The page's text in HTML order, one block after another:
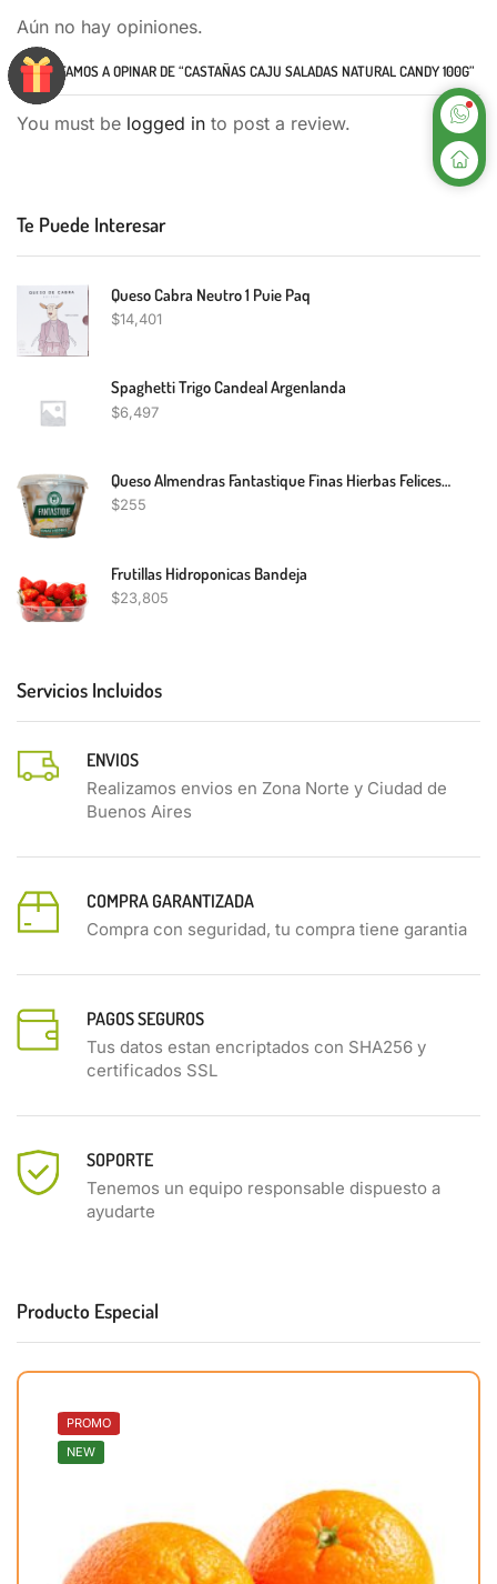
Aún no hay opiniones.
TE INVITAMOS A OPINAR DE “CASTAÑAS CAJU SALADAS NATURAL CANDY 100G”
You must be logged in to post a review.
Te Puede Interesar
Queso Cabra Neutro 1 Puie Paq
$14,401
Spaghetti Trigo Candeal Argenlanda
$6,497
Queso Almendras Fantastique Finas Hierbas Felices Las Vacas 200G
$255
Frutillas Hidroponicas Bandeja
$23,805
Servicios Incluidos
ENVIOS
Realizamos envios en Zona Norte y Ciudad de
Buenos Aires
COMPRA GARANTIZADA
Compra con seguridad, tu compra tiene garantia
PAGOS SEGUROS
Tus datos estan encriptados con SHA256 y
certificados SSL
SOPORTE
Tenemos un equipo responsable dispuesto a
ayudarte
Producto Especial
PROMO
NEW